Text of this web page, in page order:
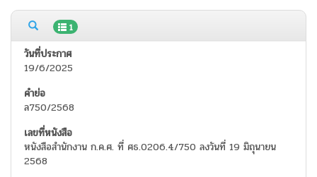
1
19/6/2025
ล750/2568
หนังสือสำนักงาน ก.ค.ศ. ที่ ศธ.0206.4/750 ลงวันที่ 19 มิถุนายน
2568